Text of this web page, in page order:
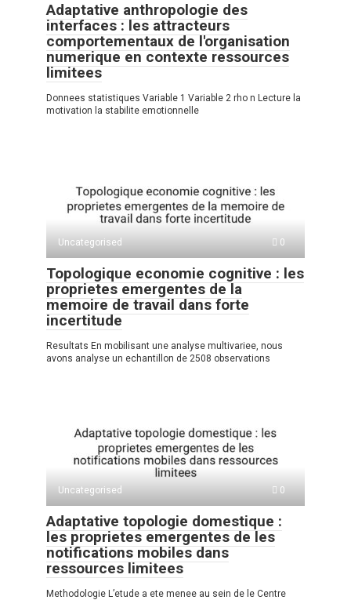
Adaptative anthropologie des
interfaces : les attracteurs
comportementaux de l'organisation
numerique en contexte ressources
limitees
Donnees statistiques Variable 1 Variable 2 rho n Lecture la
motivation la stabilite emotionnelle
Uncategorised 0
Topologique economie cognitive : les
proprietes emergentes de la
memoire de travail dans forte
incertitude
Resultats En mobilisant une analyse multivariee, nous
avons analyse un echantillon de 2508 observations
Uncategorised 0
Adaptative topologie domestique :
les proprietes emergentes de les
notifications mobiles dans
ressources limitees
Methodologie L’etude a ete menee au sein de le Centre